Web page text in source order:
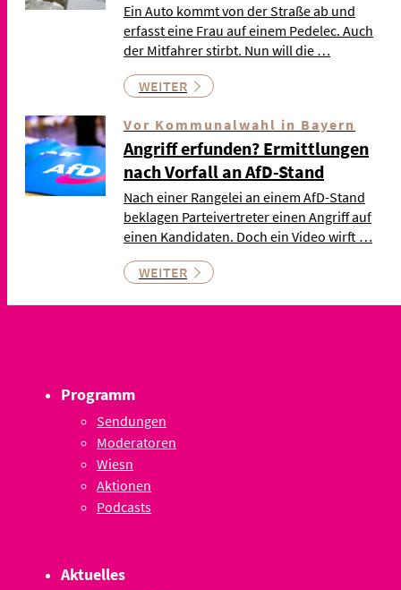
Ein Auto kommt von der Straße ab und
erfasst eine Frau auf einem Pedelec. Auch
der Mitfahrer stirbt. Nun will die …
WEITER
Vor Kommunalwahl in Bayern
Angriff erfunden? Ermittlungen
nach Vorfall an AfD-Stand
Nach einer Rangelei an einem AfD-Stand
beklagen Parteivertreter einen Angriff auf
einen Kandidaten. Doch ein Video wirft …
WEITER
Programm
Sendungen
Moderatoren
Wiesn
Aktionen
Podcasts
Aktuelles